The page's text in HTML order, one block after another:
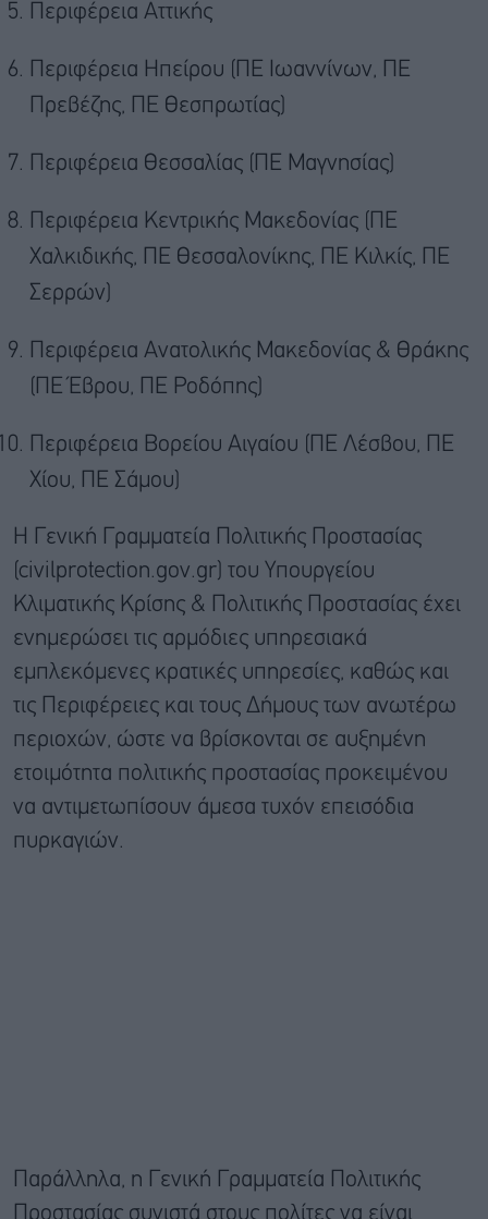
Περιφέρεια Αττικής
Περιφέρεια Ηπείρου (ΠΕ Ιωαννίνων, ΠΕ
Πρεβέζης, ΠΕ Θεσπρωτίας)
Περιφέρεια Θεσσαλίας (ΠΕ Μαγνησίας)
Περιφέρεια Κεντρικής Μακεδονίας (ΠΕ
Χαλκιδικής, ΠΕ Θεσσαλονίκης, ΠΕ Κιλκίς, ΠΕ
Σερρών)
Περιφέρεια Ανατολικής Μακεδονίας & Θράκης
(ΠΕ Έβρου, ΠΕ Ροδόπης)
Περιφέρεια Βορείου Αιγαίου (ΠΕ Λέσβου, ΠΕ
Χίου, ΠΕ Σάμου)
Η Γενική Γραμματεία Πολιτικής Προστασίας
(civilprotection.gov.gr) του Υπουργείου
Κλιματικής Κρίσης & Πολιτικής Προστασίας έχει
ενημερώσει τις αρμόδιες υπηρεσιακά
εμπλεκόμενες κρατικές υπηρεσίες, καθώς και
τις Περιφέρειες και τους Δήμους των ανωτέρω
περιοχών, ώστε να βρίσκονται σε αυξημένη
ετοιμότητα πολιτικής προστασίας προκειμένου
να αντιμετωπίσουν άμεσα τυχόν επεισόδια
πυρκαγιών.
Παράλληλα, η Γενική Γραμματεία Πολιτικής
Προστασίας συνιστά στους πολίτες να είναι